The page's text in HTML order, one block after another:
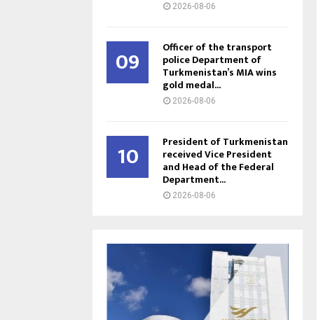
2026-08-06
09 Officer of the transport
police Department of
Turkmenistan’s MIA wins
gold medal...
2026-08-06
10 President of Turkmenistan
received Vice President
and Head of the Federal
Department...
2026-08-06